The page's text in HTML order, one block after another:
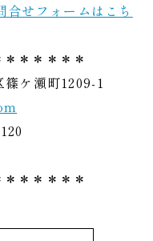
合せフォームはこち
＊＊＊＊＊
ケ瀬町1209-1
＊＊＊＊＊